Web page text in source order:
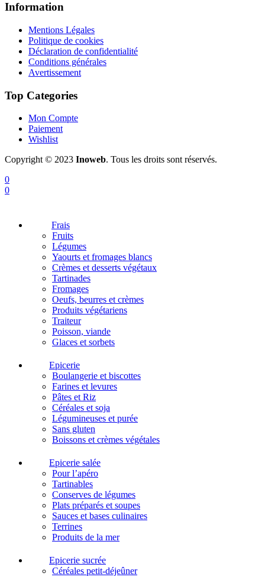
Information
Mentions Légales
Politique de cookies
Déclaration de confidentialité
Conditions générales
Avertissement
Top Categories
Mon Compte
Paiement
Wishlist
Copyright © 2023 Inoweb. Tous les droits sont réservés.
0
0
Frais
Fruits
Légumes
Yaourts et fromages blancs
Crèmes et desserts végétaux
Tartinades
Fromages
Oeufs, beurres et crèmes
Produits végétariens
Traiteur
Poisson, viande
Glaces et sorbets
Epicerie
Boulangerie et biscottes
Farines et levures
Pâtes et Riz
Céréales et soja
Légumineuses et purée
Sans gluten
Boissons et crèmes végétales
Epicerie salée
Pour l’apéro
Tartinables
Conserves de légumes
Plats préparés et soupes
Sauces et bases culinaires
Terrines
Produits de la mer
Epicerie sucrée
Céréales petit-déjeûner